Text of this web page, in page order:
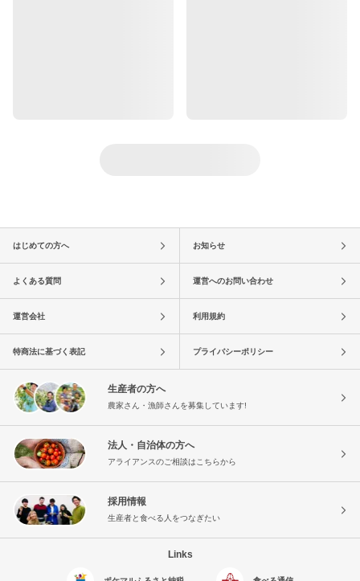
はじめての方へ お知らせ
よくある質問 運営へのお問い合わせ
運営会社 利用規約
特商法に基づく表記 プライバシーポリシー
生産者の方へ
農家さん・漁師さんを募集しています!
法人・自治体の方へ
アライアンスのご相談はこちらから
採用情報
生産者と食べる人をつなぎたい
Links